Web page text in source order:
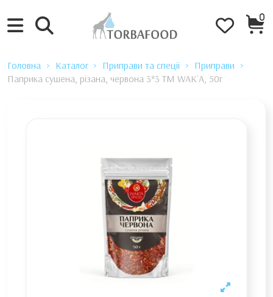
0
Головна Каталог Приправи та спеції
Приправи
Паприка сушена, різана, червона 3*3 TM WAK`A, 50г